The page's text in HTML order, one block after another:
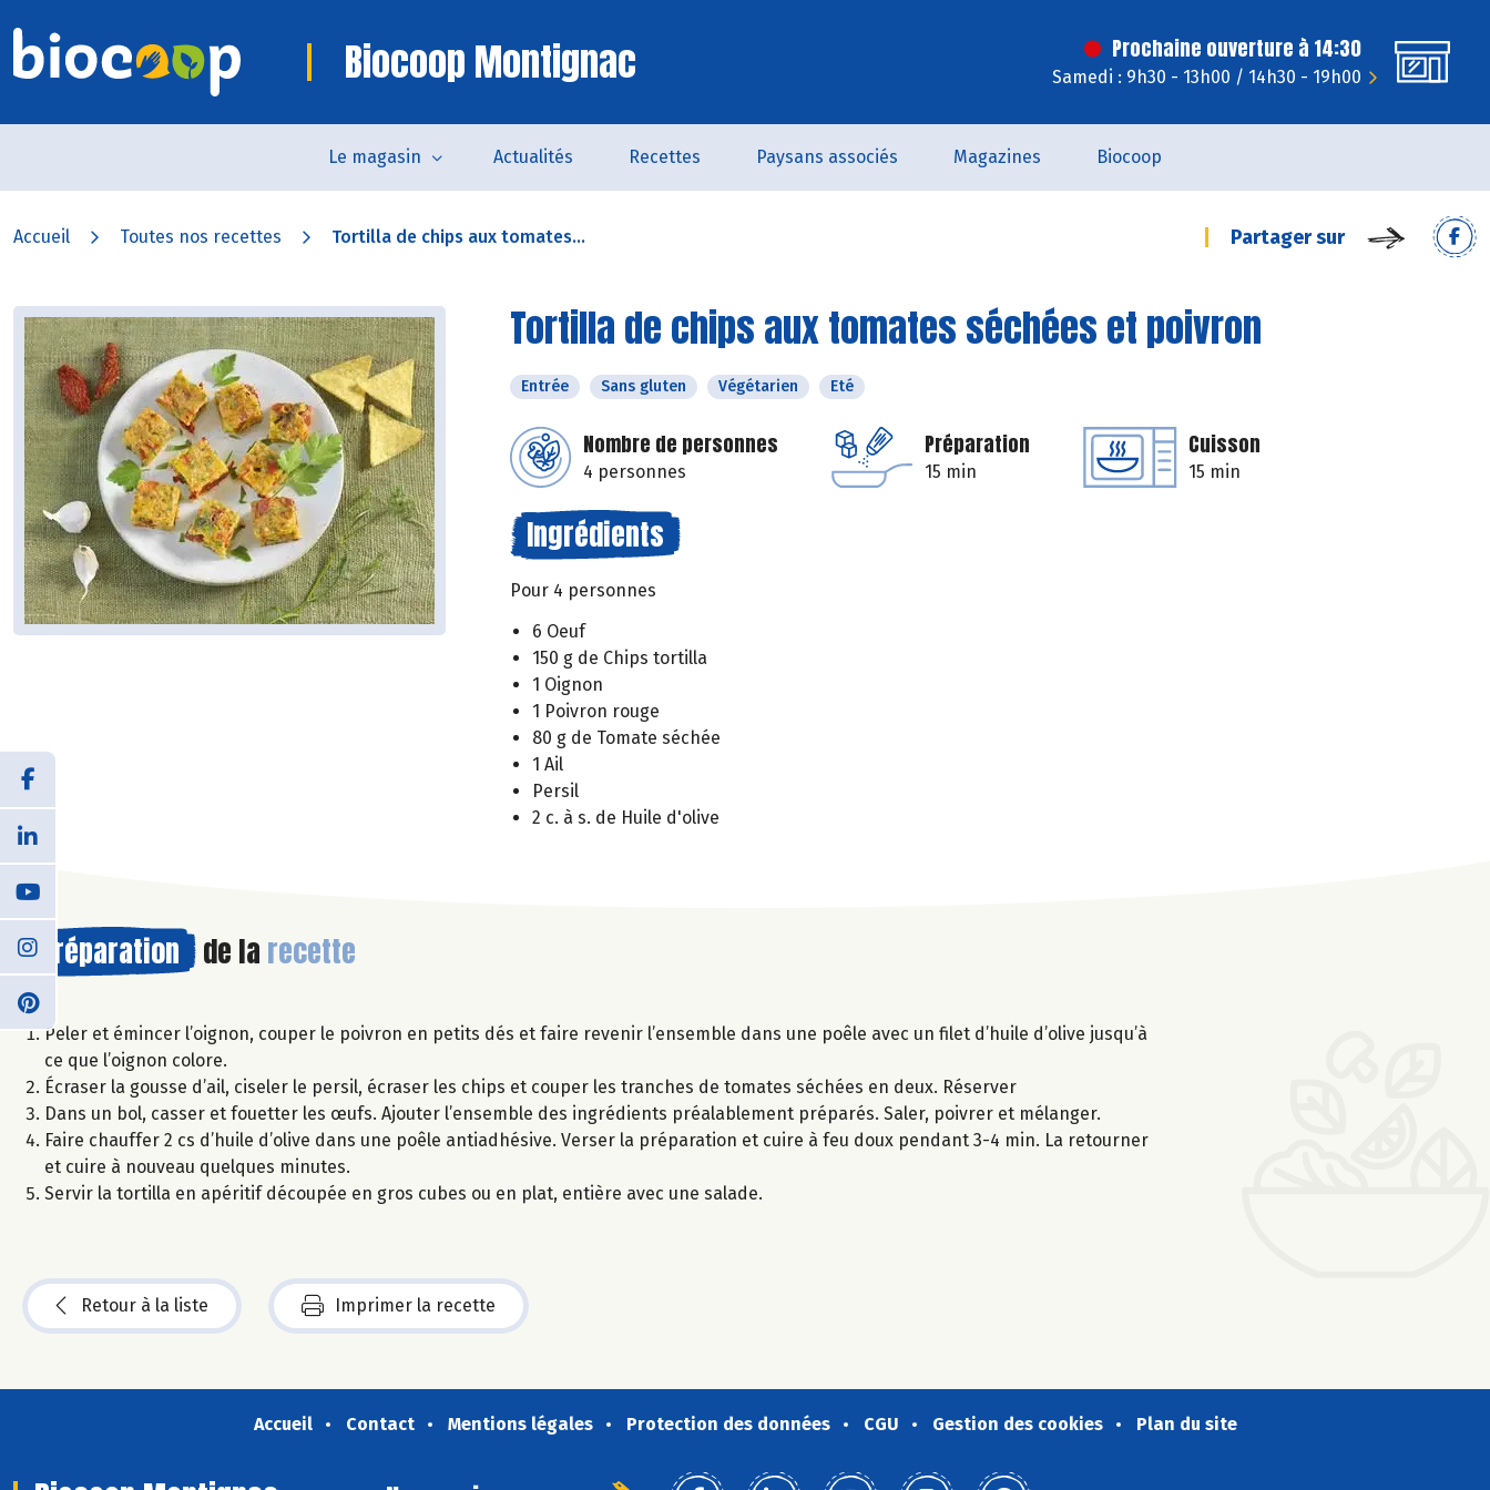
Biocoop Montignac Prochaine ouverture à 14:30
Samedi : 9h30 - 13h00 / 14h30 - 19h00
Le magasin Actualités Recettes Paysans associés Magazines Biocoop
Accueil Toutes nos recettes Tortilla de chips aux tomates... Partager sur
Tortilla de chips aux tomates séchées et poivron
Entrée Sans gluten Végétarien Eté
Nombre de personnes
4 personnes
Préparation
15 min
Cuisson
15 min
Ingrédients
Pour 4 personnes
6 Oeuf
150 g de Chips tortilla
1 Oignon
1 Poivron rouge
80 g de Tomate séchée
1 Ail
Persil
2 c. à s. de Huile d'olive
Préparation de la recette
Peler et émincer l’oignon, couper le poivron en petits dés et faire revenir l’ensemble dans une poêle avec un filet d’huile d’olive jusqu’à
ce que l’oignon colore.
Écraser la gousse d’ail, ciseler le persil, écraser les chips et couper les tranches de tomates séchées en deux. Réserver
Dans un bol, casser et fouetter les œufs. Ajouter l’ensemble des ingrédients préalablement préparés. Saler, poivrer et mélanger.
Faire chauffer 2 cs d’huile d’olive dans une poêle antiadhésive. Verser la préparation et cuire à feu doux pendant 3-4 min. La retourner
et cuire à nouveau quelques minutes.
Servir la tortilla en apéritif découpée en gros cubes ou en plat, entière avec une salade.
Retour à la liste Imprimer la recette
Accueil Contact Mentions légales Protection des données CGU Gestion des cookies Plan du site